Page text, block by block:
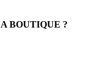
BOUTIQUE ?